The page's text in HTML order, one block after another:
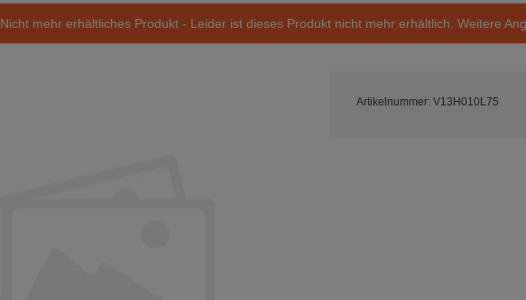
Nicht mehr erhältliches Produkt - Leider ist dieses Produkt nicht mehr erhältlich. Weitere
Artikelnummer: V13H010L75